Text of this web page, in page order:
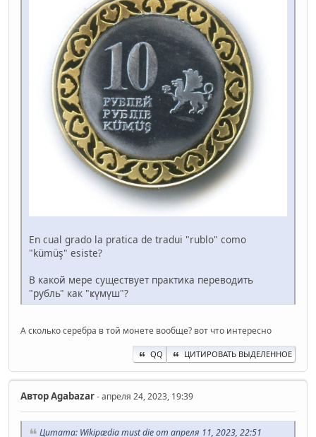
En cual grado la pratica de tradui "rublo" como
"kümüş" esiste?
В какой мере существует практика переводить
"рубль" как "ҝүмүш"?
А сколько серебра в той монете вообще? вот что интересно
QQ ЦИТИРОВАТЬ ВЫДЕЛЕННОЕ
АвторAgabazar- апреля 24, 2023, 19:39
Цитата: Wikipædia must die от апреля 11, 2023, 22:51